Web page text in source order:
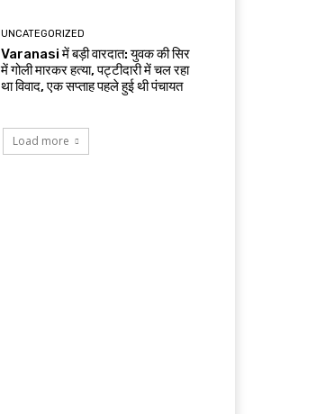
UNCATEGORIZED
Varanasi में बड़ी वारदात: युवक की सिर
में गोली मारकर हत्या, पट्टीदारी में चल रहा
था विवाद, एक सप्ताह पहले हुई थी पंचायत
Load more